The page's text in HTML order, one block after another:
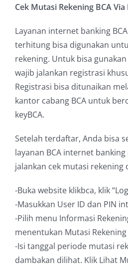
Cek Mutasi Rekening BCA
Layanan internet banking
terhitung bisa digunakan
rekening. Untuk bisa
wajib jalankan registrasi
Registrasi bisa ditunaikan
kantor cabang BCA untuk
keyBCA.
Setelah terdaftar, Anda bisa
layanan BCA internet
jalankan cek mutasi rekening
-Buka website klikbca, klik
-Masukkan User ID dan PIN
-Pilih menu Informasi
menentukan Mutasi Rekening
-Isi tanggal periode mutasi
dambakan dilihat. Klik Lihat